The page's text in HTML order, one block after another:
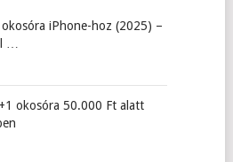
iPhone-hoz (2025) –
…
okosóra 50.000 Ft alatt